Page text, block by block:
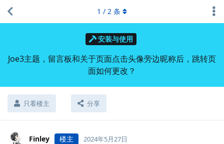
安装与使用
Joe3主题，留言板和关于页面点击头像旁边昵称后，跳转页
面如何更改？
只看楼主 分享
1 / 2 条
Finley 楼主 2024年5月27日